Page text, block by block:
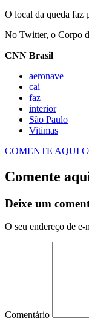
O local da queda faz
No Twitter, o Corpo
CNN Brasil
aeronave
cai
faz
interior
São Paulo
Vitimas
COMENTE AQUI
Comente
Deixe um
O seu endereço de
Comentário